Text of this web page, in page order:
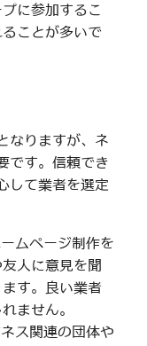
に参加するこ
ことが多いで
なりますが、ネ
です。信頼でき
して業者を選定
ムページ制作を
人に意見を聞
す。良い業者
ません。
ス関連の団体や